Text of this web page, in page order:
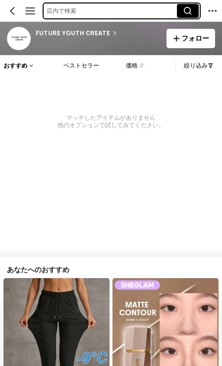
店内で検索
FUTURE YOUTH CREATE
フォロー
おすすめ ベストセラー 価格 絞り込み
マッチしたアイテムがありません
他のオプションで試してみてください。
あなたへのおすすめ